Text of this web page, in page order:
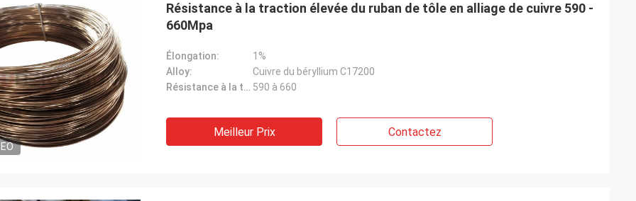
Résistance à la traction élevée du ruban de tôle en alliage de cuivre 590 -
660Mpa
Élongation:
1%
Alloy:
Cuivre du béryllium C17200
Résistance à la traction (MPA): 590 à 660
Meilleur Prix Contactez